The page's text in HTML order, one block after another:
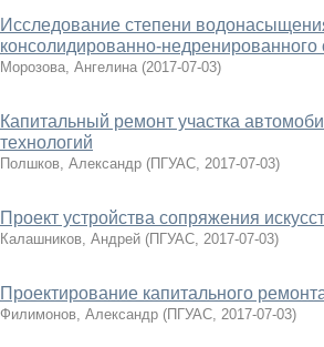
Исследование степени
консолидированно-недренированного
Морозова, Ангелина (2017-07-03)
Капитальный ремонт участка
технологий
Полшков, Александр (ПГУАС, 2017-07-03)
Проект устройства сопряжения
Калашников, Андрей (ПГУАС, 2017-07-03)
Проектирование капитального
Филимонов, Александр (ПГУАС, 2017-07-03)